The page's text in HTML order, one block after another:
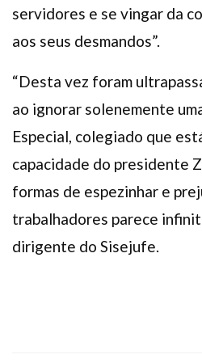
servidores e se vingar da
aos seus desmandos”.
“Desta vez foram
ao ignorar solenemente
Especial, colegiado que
capacidade do presidente
formas de espezinhar e
trabalhadores parece
dirigente do Sisejufe.